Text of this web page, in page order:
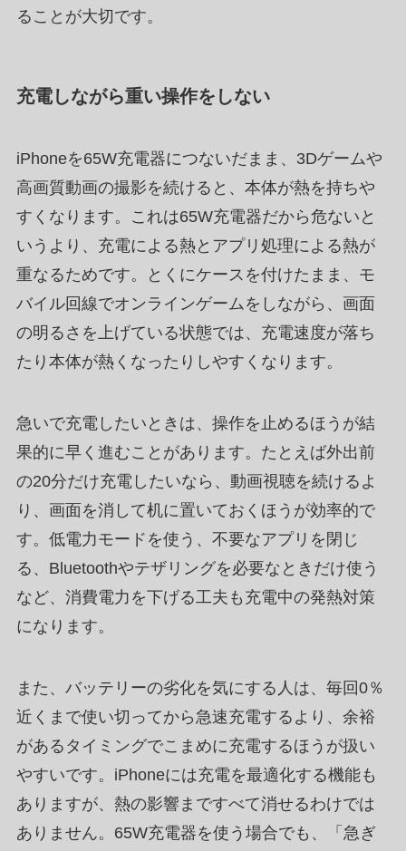
ることが大切です。
充電しながら重い操作をしない
iPhoneを65W充電器につないだまま、3Dゲームや
高画質動画の撮影を続けると、本体が熱を持ちや
すくなります。これは65W充電器だから危ないと
いうより、充電による熱とアプリ処理による熱が
重なるためです。とくにケースを付けたまま、モ
バイル回線でオンラインゲームをしながら、画面
の明るさを上げている状態では、充電速度が落ち
たり本体が熱くなったりしやすくなります。
急いで充電したいときは、操作を止めるほうが結
果的に早く進むことがあります。たとえば外出前
の20分だけ充電したいなら、動画視聴を続けるよ
り、画面を消して机に置いておくほうが効率的で
す。低電力モードを使う、不要なアプリを閉じ
る、Bluetoothやテザリングを必要なときだけ使う
など、消費電力を下げる工夫も充電中の発熱対策
になります。
また、バッテリーの劣化を気にする人は、毎回0％
近くまで使い切ってから急速充電するより、余裕
があるタイミングでこまめに充電するほうが扱い
やすいです。iPhoneには充電を最適化する機能も
ありますが、熱の影響まですべて消せるわけでは
ありません。65W充電器を使う場合でも、「急ぎ